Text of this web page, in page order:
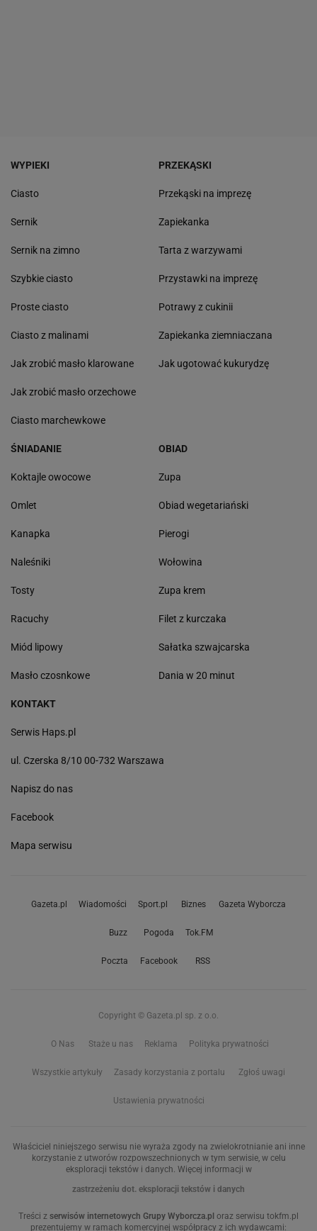
WYPIEKI
Ciasto
Sernik
Sernik na zimno
Szybkie ciasto
Proste ciasto
Ciasto z malinami
Jak zrobić masło klarowane
Jak zrobić masło orzechowe
Ciasto marchewkowe
PRZEKĄSKI
Przekąski na imprezę
Zapiekanka
Tarta z warzywami
Przystawki na imprezę
Potrawy z cukinii
Zapiekanka ziemniaczana
Jak ugotować kukurydzę
ŚNIADANIE
Koktajle owocowe
Omlet
Kanapka
Naleśniki
Tosty
Racuchy
Miód lipowy
Masło czosnkowe
OBIAD
Zupa
Obiad wegetariański
Pierogi
Wołowina
Zupa krem
Filet z kurczaka
Sałatka szwajcarska
Dania w 20 minut
KONTAKT
Serwis Haps.pl
ul. Czerska 8/10 00-732 Warszawa
Napisz do nas
Facebook
Mapa serwisu
Gazeta.pl Wiadomości Sport.pl Biznes Gazeta Wyborcza
Buzz Pogoda Tok.FM
Poczta Facebook RSS
Copyright © Gazeta.pl sp. z o.o.
O Nas Staże u nas Reklama Polityka prywatności
Wszystkie artykuły Zasady korzystania z portalu Zgłoś uwagi
Ustawienia prywatności
Właściciel niniejszego serwisu nie wyraża zgody na zwielokrotnianie ani inne
korzystanie z utworów rozpowszechnionych w tym serwisie, w celu
eksploracji tekstów i danych. Więcej informacji w
zastrzeżeniu dot. eksploracji tekstów i danych
Treści z serwisów internetowych Grupy Wyborcza.pl oraz serwisu tokfm.pl
prezentujemy w ramach komercyjnej współpracy z ich wydawcami: